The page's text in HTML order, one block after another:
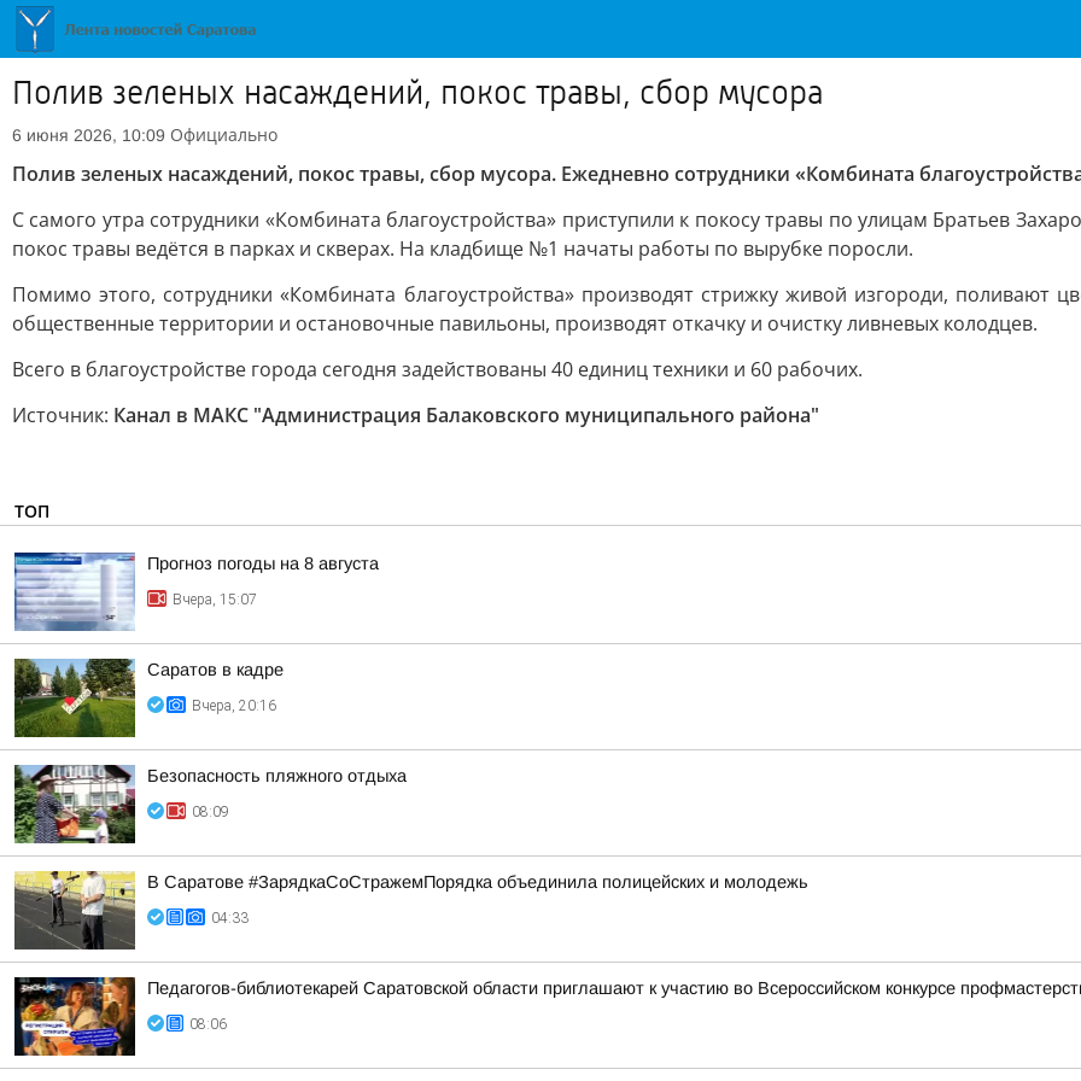
Полив зеленых насаждений, покос травы, сбор мусора
6 июня 2026, 10:09 Официально
Полив зеленых насаждений, покос травы, сбор мусора. Ежедневно сотрудники «Комбината
С самого утра сотрудники «Комбината благоустройства» приступили к покосу травы по улицам Братьев
покос травы ведётся в парках и скверах. На кладбище №1 начаты работы по вырубке поросли.
Помимо этого, сотрудники «Комбината благоустройства» производят стрижку живой изгороди, поливают
общественные территории и остановочные павильоны, производят откачку и очистку ливневых колодцев.
Всего в благоустройстве города сегодня задействованы 40 единиц техники и 60 рабочих.
Источник: Канал в МАКС "Администрация Балаковского муниципального района"
ТОП
Прогноз погоды на 8 августа
Вчера, 15:07
Саратов в кадре
Вчера, 20:16
Безопасность пляжного отдыха
08:09
В Саратове #ЗарядкаСоСтражемПорядка объединила полицейских и молодежь
04:33
Педагогов-библиотекарей Саратовской области приглашают к участию во Всероссийском конкурсе
08:06